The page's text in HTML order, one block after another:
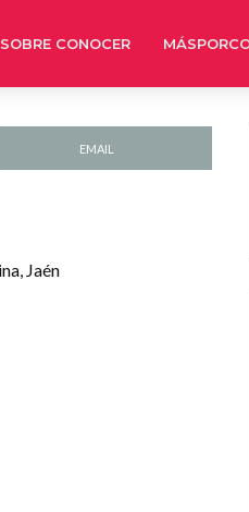
SOBRE CONOCER
EMAIL
Jaén